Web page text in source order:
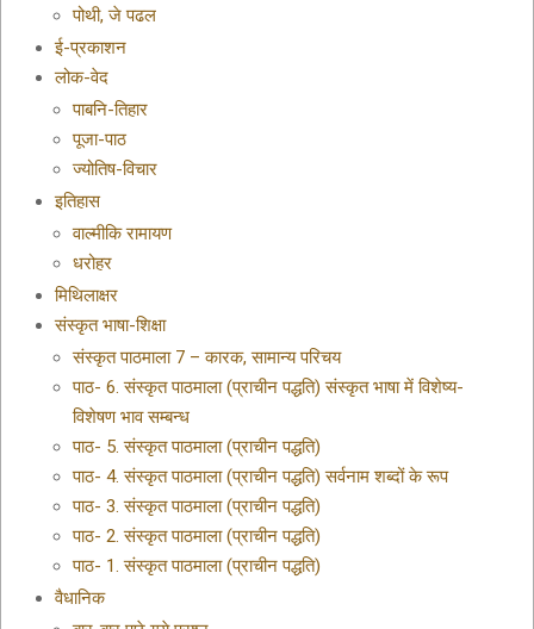
पोथी, जे पढल
ई-प्रकाशन
लोक-वेद
पाबनि-तिहार
पूजा-पाठ
ज्योतिष-विचार
इतिहास
वाल्मीकि रामायण
धरोहर
मिथिलाक्षर
संस्कृत भाषा-शिक्षा
संस्कृत पाठमाला 7 – कारक, सामान्य परिचय
पाठ- 6. संस्कृत पाठमाला (प्राचीन पद्धति) संस्कृत भाषा में विशेष्य-
विशेषण भाव सम्बन्ध
पाठ- 5. संस्कृत पाठमाला (प्राचीन पद्धति)
पाठ- 4. संस्कृत पाठमाला (प्राचीन पद्धति) सर्वनाम शब्दों के रूप
पाठ- 3. संस्कृत पाठमाला (प्राचीन पद्धति)
पाठ- 2. संस्कृत पाठमाला (प्राचीन पद्धति)
पाठ- 1. संस्कृत पाठमाला (प्राचीन पद्धति)
वैधानिक